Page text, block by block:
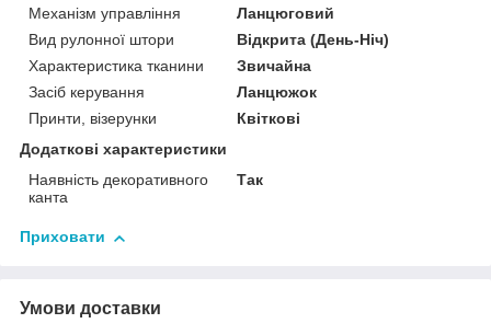
Механізм управління
Ланцюговий
Вид рулонної штори
Відкрита (День-Ніч)
Характеристика тканини
Звичайна
Засіб керування
Ланцюжок
Принти, візерунки
Квіткові
Додаткові характеристики
Наявність декоративного
канта
Так
Приховати
Умови доставки